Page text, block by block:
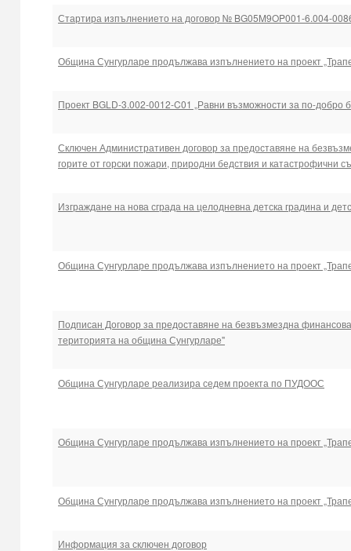
Стартира изпълнението на договор № BG05M9OP001-6.004-
Община Сунгурларе продължава изпълнението на проект
Проект BGLD-3.002-0012-C01 „Равни възможности за по-
Сключен Административен договор за предоставяне на
горите от горски пожари, природни бедствия и катастрофични
Изграждане на нова сграда на целодневна детска градина и
Община Сунгурларе продължава изпълнението на проект
Подписан Договор за предоставяне на безвъзмездна
територията на община Сунгурларе"
Община Сунгурларе реализира седем проекта по ПУДООС
Община Сунгурларе продължава изпълнението на проект
Община Сунгурларе продължава изпълнението на проект
Информация за сключен договор